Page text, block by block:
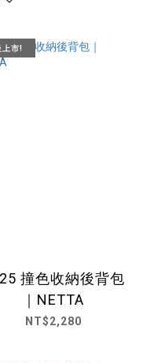
上市!
撞色收納後背包
｜NETTA
NT$2,280